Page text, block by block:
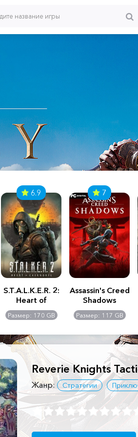
6.9
S.T.A.L.K.E.R. 2:
Heart of
Chernobyl -
Ultimate Edition
Размер: 170 GB
7
Assassin's Creed
Shadows
Размер: 117 GB
Reverie Knights
Жанр: Стратегии